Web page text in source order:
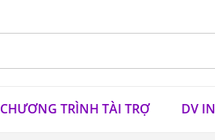
CHƯƠNG TRÌNH TÀI TRỢ DV